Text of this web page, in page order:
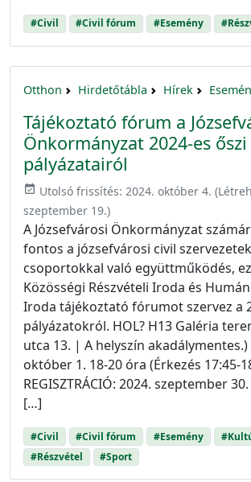
#Civil #Civil fórum #Esemény
Otthon Hirdetőtábla Hírek
Tájékoztató fórum a
Önkormányzat 2024-es őszi
pályázatairól
event_available Utolsó frissítés: 2024. október 4.
szeptember 19.)
A Józsefvárosi Önkormányzat
fontos a józsefvárosi civil
csoportokkal való együttműködés,
Közösségi Részvételi Iroda és
Iroda tájékoztató fórumot szervez a
pályázatokról. HOL? H13 Galéria
utca 13. | A helyszín akadálymentes.)
október 1. 18-20 óra (Érkezés 17:45-
REGISZTRÁCIÓ: 2024. szeptember
[…]
#Civil #Civil fórum #Esemény
#Részvétel
#Sport